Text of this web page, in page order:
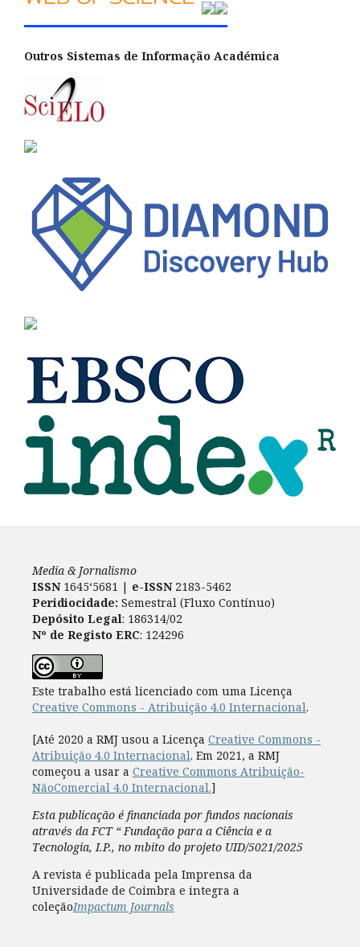
Outros Sistemas de Informação Académica
Media & Jornalismo
ISSN 1645‘5681 | e-ISSN2183-5462
Peridiocidade: Semestral (Fluxo Contínuo)
Depósito Legal: 186314/02
Nº de Registo ERC: 124296
Este trabalho está licenciado com uma Licença
Creative Commons - Atribuição 4.0 Internacional.
[Até 2020 a RMJ usou a Licença Creative Commons -
Atribuição 4.0 Internacional. Em 2021, a RMJ
começou a usar a Creative Commons Atribuição-
NãoComercial 4.0 Internacional.]
Esta publicação é financiada por fundos nacionais
através da FCT “ Fundação para a Ciência e a
Tecnologia, I.P., no mbito do projeto UID/5021/2025
A revista é publicada pela Imprensa da
Universidade de Coimbra e integra a
coleçãoImpactum Journals